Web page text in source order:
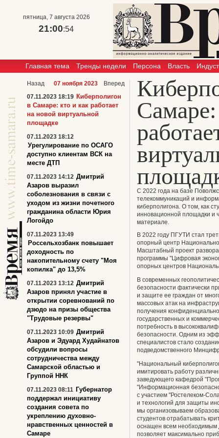
пятница, 7 августа 2026
21:00:54
Главная тема Тренды недели Персона Власть
С 2022 года на базе
телекоммуникаций и
киберполигона. О том, как
инновационной площадки и
материале.
В 2022 году ПГУТИ стал
опорный центр
Масштабный проект
программы "Цифровая
опорных центров
В современных
безопасности фактически
и защите ее граждан от
массовых атак на
получения
государственных и
потребность в
безопасности. Одним из
специалистов стало
подведомственного
"Национальный
имитировать работу
заведующего кафедрой
"Информационная
с участием "Ростелеком-
и технологий для защиты
мы организовываем
студентов отрабатывать
оснащен всем
позволяет максимально
Назад 07 ноября 2023
Вперед
07.11.2023 18:19 Киберполигон
в Самаре: кто и как работает
на новой виртуальной
площадке
07.11.2023 18:12
Урегулирование по ОСАГО
доступно клиентам ВСК на
месте ДТП
07.11.2023 14:12 Дмитрий
Азаров выразил
соболезнования в связи с
уходом из жизни почетного
гражданина области Юрия
Логойдо
07.11.2023 13:49
Россельхозбанк повышает
доходность по
накопительному счету "Моя
копилка" до 13,5%
07.11.2023 13:12 Дмитрий
Азаров принял участие в
открытии соревнований по
дзюдо на призы общества
"Трудовые резервы"
07.11.2023 10:09 Дмитрий
Азаров и Эдуард Худайнатов
обсудили вопросы
сотрудничества между
Самарской областью и
Группой ННК
07.11.2023 08:11 Губернатор
поддержал инициативу
создания совета по
укреплению духовно-
нравственных ценностей в
Самаре